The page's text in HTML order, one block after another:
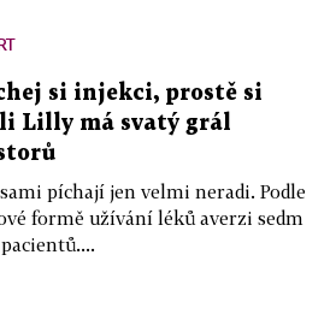
si injekci, prostě si
Lilly má svatý grál
píchají jen velmi neradi. Podle
formě užívání léků averzi sedm